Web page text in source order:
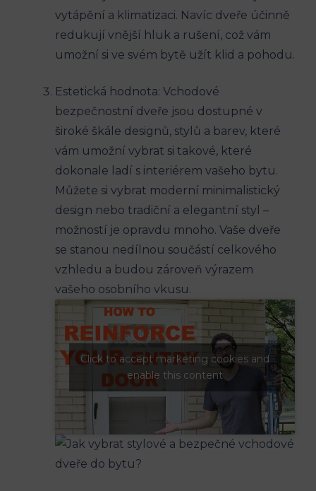
vytápění a klimatizaci. Navíc dveře účinně
redukují vnější hluk a rušení, což vám
umožní si ve svém bytě užít klid a pohodu.
Estetická hodnota: Vchodové
bezpečnostní dveře jsou dostupné v
široké škále designů, stylů a barev, které
vám umožní vybrat si takové, které
dokonale ladí s interiérem vašeho bytu.
Můžete si vybrat moderní minimalistický
design nebo tradiční a elegantní styl –
možností je opravdu mnoho. Vaše dveře
se stanou nedílnou součástí celkového
vzhledu a budou zároveň výrazem
vašeho osobního vkusu.
Click to accept marketing cookies and
enable this content